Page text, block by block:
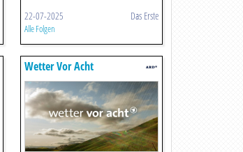
22-07-2025 Das Erste
Alle Folgen
Wetter Vor Acht